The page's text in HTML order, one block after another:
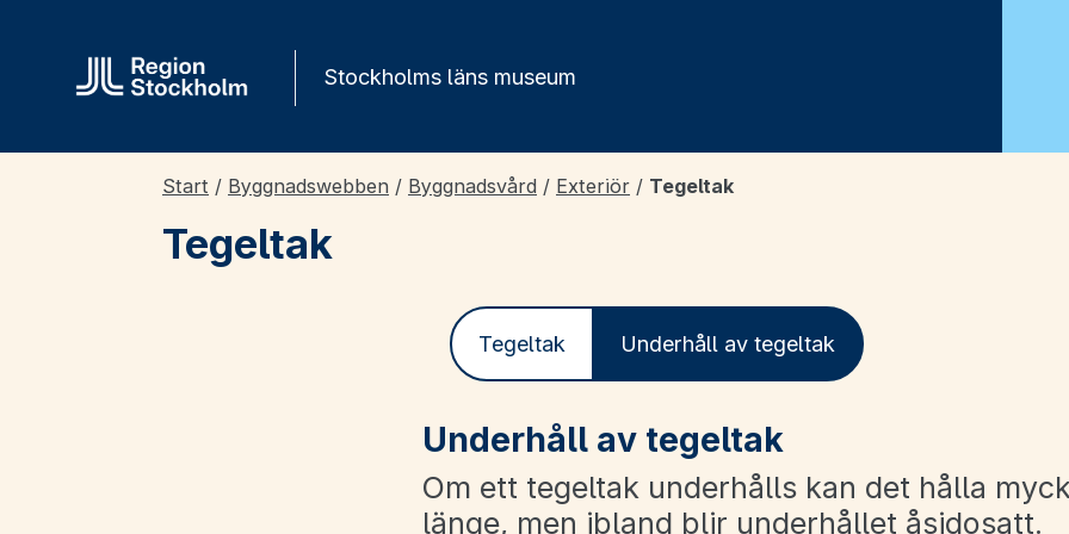
Stockholms läns museum
Start / Byggnadswebben / Byggnadsvård / Exteriör / Tegeltak
Tegeltak
Tegeltak Underhåll av tegeltak
Underhåll av tegeltak
Om ett tegeltak underhålls kan det hålla
länge, men ibland blir underhållet åsidosatt.